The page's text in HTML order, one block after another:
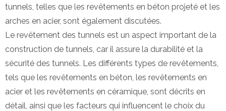
tunnels, telles que les revêtements en béton projeté et les
arches en acier, sont également discutées.
Le revêtement des tunnels est un aspect important de la
construction de tunnels, car il assure la durabilité et la
sécurité des tunnels. Les différents types de revêtements,
tels que les revêtements en béton, les revêtements en
acier et les revêtements en céramique, sont décrits en
détail, ainsi que les facteurs qui influencent le choix du